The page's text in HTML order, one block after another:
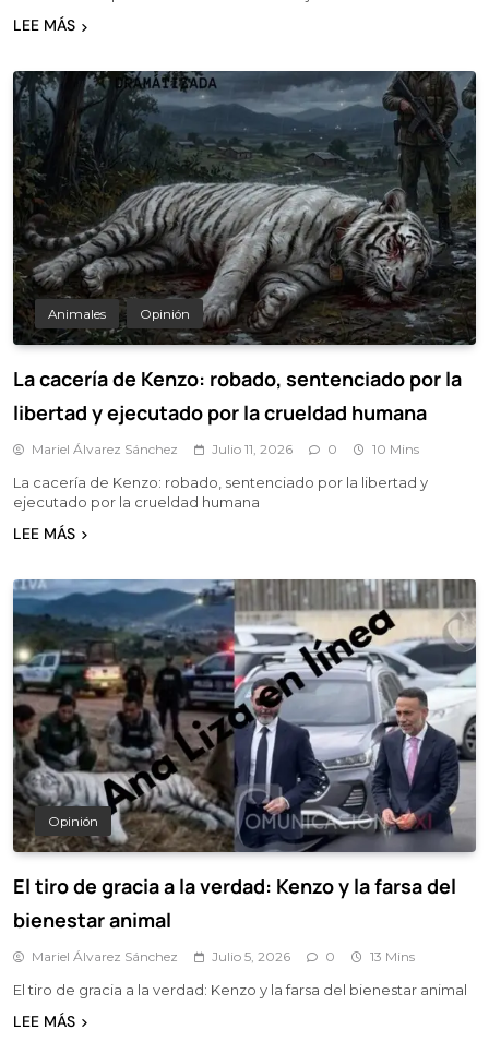
LEE MÁS
Animales Opinión
La cacería de Kenzo: robado, sentenciado por la
libertad y ejecutado por la crueldad humana
Mariel Álvarez Sánchez Julio 11, 2026 0 10 Mins
La cacería de Kenzo: robado, sentenciado por la libertad y
ejecutado por la crueldad humana
LEE MÁS
Opinión
El tiro de gracia a la verdad: Kenzo y la farsa del
bienestar animal
Mariel Álvarez Sánchez Julio 5, 2026 0 13 Mins
El tiro de gracia a la verdad: Kenzo y la farsa del bienestar animal
LEE MÁS